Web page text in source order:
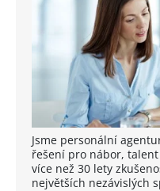
Jsme personální
řešení pro nábor,
více než 30 lety
největších nezávislých